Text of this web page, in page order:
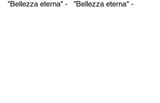
"Bellezza eterna" -
"Bellezza eterna" -